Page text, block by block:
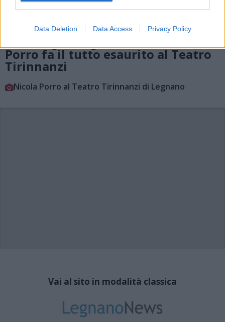
Data Deletion Data Access Privacy Policy
LEGNANO
Porro fa il tutto esaurito al Teatro
Tirinnanzi
Nicola Porro al Teatro Tirinnanzi di Legnano
Vai al sito in modalità classica